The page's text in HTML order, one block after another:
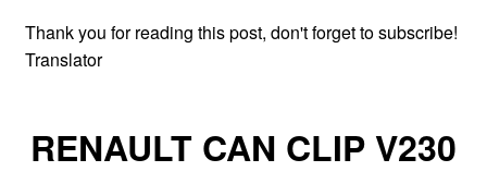
Thank you for reading this post, don't forget to subscribe!
Translator
RENAULT CAN CLIP V230